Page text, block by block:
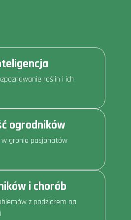
roślin i ich
ogrodników
gronie pasjonatów
i chorób
z podziałem na